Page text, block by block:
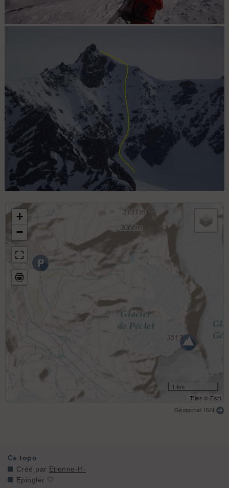
Face S de l'Aiguille de Polset
+
−
1 km
Tiles © Esri
Géoportail IGN
Ce topo
Créé par Etienne-H-
Epingler 🤍